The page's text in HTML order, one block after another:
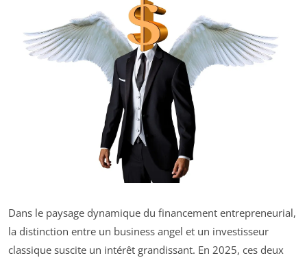
Dans le paysage dynamique du financement entrepreneurial,
la distinction entre un business angel et un investisseur
classique suscite un intérêt grandissant. En 2025, ces deux